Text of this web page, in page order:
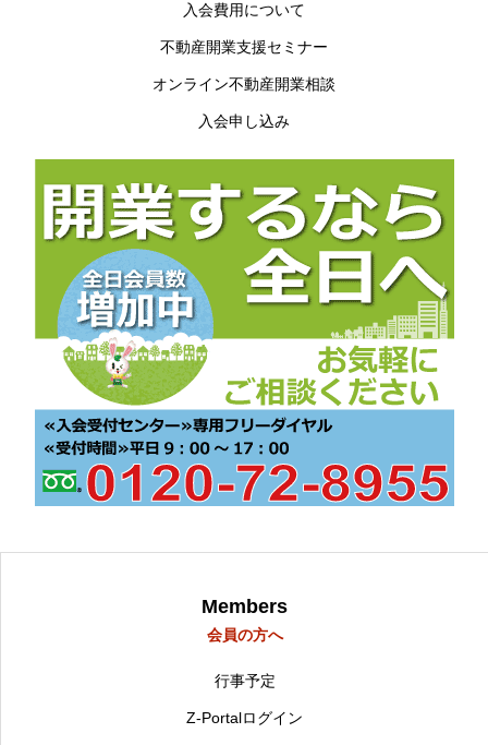
入会費用について
不動産開業支援セミナー
オンライン不動産開業相談
入会申し込み
Members
会員の方へ
行事予定
Z-Portalログイン